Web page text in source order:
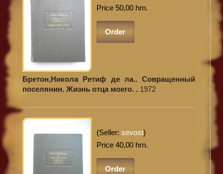
Price 50,00 hrn.
Order
Бретон,Никола Ретиф де ла.. Совращенный
поселянин. Жизнь отца моего. . 1972
(Seller: sevost)
Price 40,00 hrn.
Order